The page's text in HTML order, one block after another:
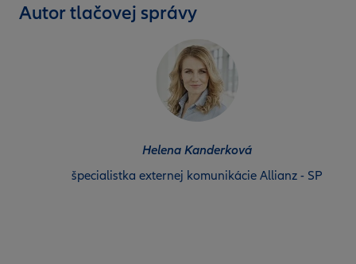
Autor tlačovej správy
Helena Kanderková
špecialistka externej komunikácie Allianz - SP